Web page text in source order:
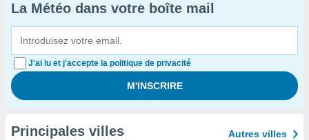
La Météo dans votre boîte mail
J'ai lu et j'accepte la politique de privacité
Principales villes Autres villes